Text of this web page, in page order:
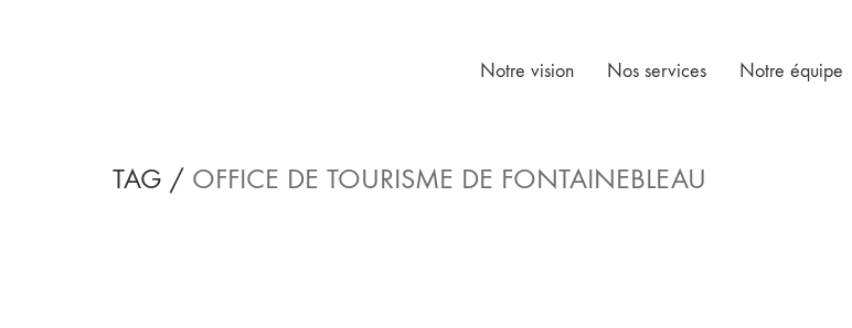
Notre vision Nos services Notre équipe
TAG / OFFICE DE TOURISME DE FONTAINEBLEAU